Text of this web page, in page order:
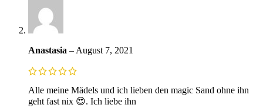
Anastasia – August 7, 2021
Alle meine Mädels und ich lieben den magic Sand ohne ihn
geht fast nix 😍. Ich liebe ihn